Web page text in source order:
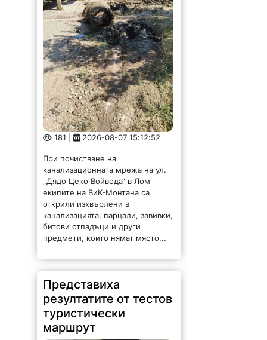
181 | 2026-08-07 15:12:52
При почистване на
канализационната мрежа на ул.
„Дядо Цеко Войвода“ в Лом
екипите на ВиК-Монтана са
открили изхвърлени в
канализацията, парцали, завивки,
битови отпадъци и други
предмети, които нямат място...
Представиха
резултатите от тестов
туристически
маршрут